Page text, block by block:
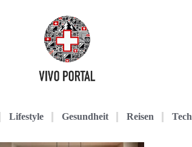
Lifestyle Gesundheit Reisen Tech